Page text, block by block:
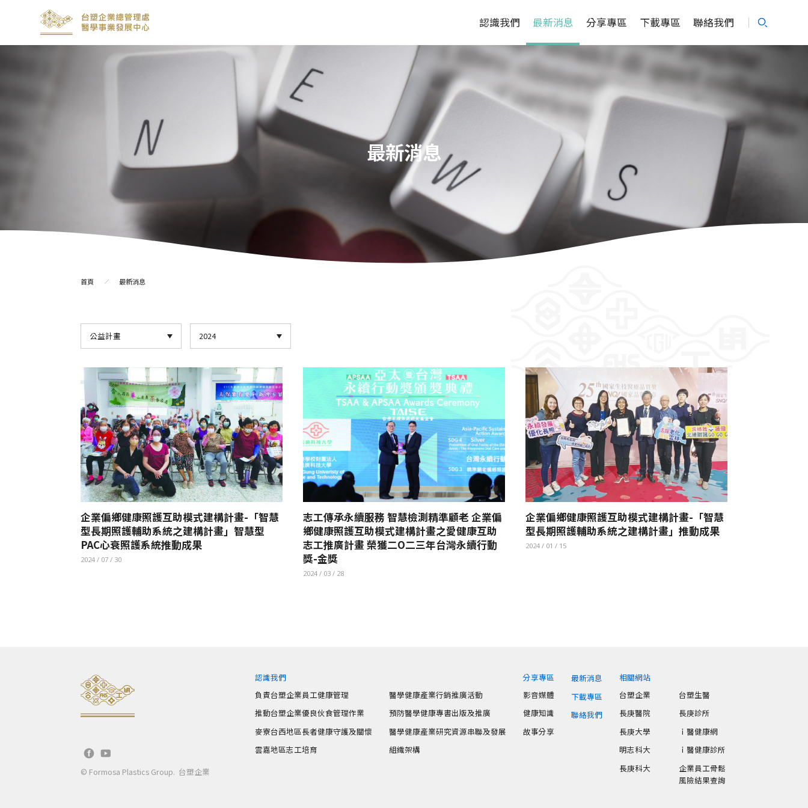
認識我們 最新消息 分享專區 下載專區 聯絡我們
最新消息
首頁 最新消息
公益計畫 2024
企業偏鄉健康照護互助模式建構計畫-「智慧
型長期照護輔助系統之建構計畫」智慧型
PAC心衰照護系統推動成果
2024 / 07 / 30
志工傳承永續服務 智慧檢測精準顧老 企業偏
鄉健康照護互助模式建構計畫之愛健康互助
志工推廣計畫 榮獲二O二三年台灣永續行動
獎-金獎
2024 / 03 / 28
企業偏鄉健康照護互助模式建構計畫-「智慧
型長期照護輔助系統之建構計畫」推動成果
2024 / 01 / 15
© Formosa Plastics Group. 台塑企業
認識我們
負責台塑企業員工健康管理
推動台塑企業優良伙食管理作業
麥寮台西地區長者健康守護及關懷
雲嘉地區志工培育
醫學健康產業行銷推廣活動
預防醫學健康專書出版及推廣
醫學健康產業研究資源串聯及發展
組織架構
分享專區
影音媒體
健康知識
故事分享
最新消息
下載專區
聯絡我們
相關網站
台塑企業
台塑生醫
長庚醫院
長庚診所
長庚大學
ｉ醫健康網
明志科大
ｉ醫健康診所
長庚科大
企業員工骨鬆
風險結果查詢